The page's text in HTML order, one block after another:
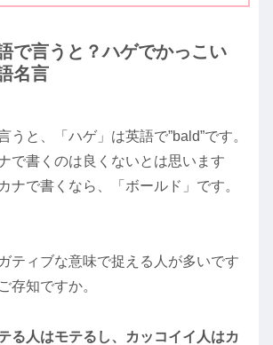
で言うと？ハゲでかっこい
名言
うと、「ハゲ」は英語で”bald”です。
で書くのは良くないとは思います
ナで書くなら、「ボールド」です。
ティブな意味で捉える人が多いです
存知ですか。
る人はモテるし、カッコイイ人はカ